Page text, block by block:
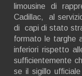
limousine di
Cadillac, al
di capi di stato
formato le targhe
inferiori rispetto
sufficientemente
se il sigillo